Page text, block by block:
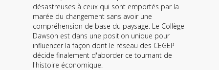
désastreuses à ceux qui sont emportés par la
marée du changement sans avoir une
compréhension de base du paysage. Le Collège
Dawson est dans une position unique pour
influencer la façon dont le réseau des CEGEP
décide finalement d'aborder ce tournant de
l'histoire économique.